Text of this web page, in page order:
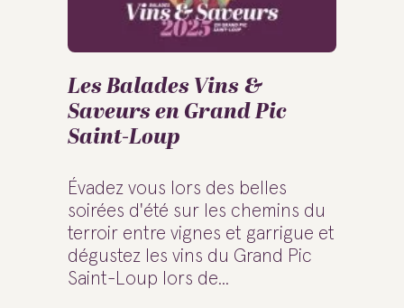
Les Balades Vins &
Saveurs en Grand Pic
Saint-Loup
Évadez vous lors des belles
soirées d'été sur les chemins du
terroir entre vignes et garrigue et
dégustez les vins du Grand Pic
Saint-Loup lors de...